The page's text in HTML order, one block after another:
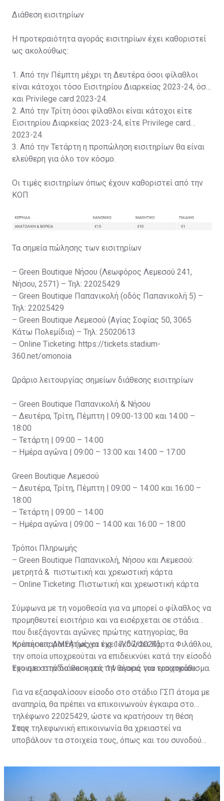
Διάθεση εισιτηρίων
Η προτεραιότητα αγοράς εισιτηρίων έχει καθοριστεί
ως ακολούθως:
1. Από την Πέμπτη μέχρι τη Δευτέρα όσοι φίλαθλοι
είναι κάτοχοι τόσο Εισιτηρίου Διαρκείας 2023-24, όσο
και Privilege card 2023-24.
2. Από την Τρίτη όσοι φίλαθλοι είναι κάτοχοι είτε
Εισιτηρίου Διαρκείας 2023-24, είτε Privilege card
2023-24.
3. Από την Τετάρτη η προπώληση εισιτηρίων θα είναι
ελεύθερη για όλο τον κόσμο.
Οι τιμές εισιτηρίων όπως έχουν καθοριστεί από την
ΚΟΠ
Τα σημεία πώλησης των εισιτηρίων
– Green Boutique Νήσου (Λεωφόρος Λεμεσού 241,
Νήσου, 2571) – Τηλ: 22025429
– Green Boutique Παπανικολή (οδός Παπανικολή 5) –
Τηλ: 22025429
– Green Boutique Λεμεσού (Αγίας Σοφίας 50, 3065
Κάτω Πολεμίδια) – Τηλ: 25020613
– Online Ticketing: https://tickets.stadium-
360.net/omonoia
Ωράριο λειτουργίας σημείων διάθεσης εισιτηρίων
– Green Boutique Παπανικολή & Νήσου
– Δευτέρα, Τρίτη, Πέμπτη | 09:00-13:00 και 14:00 –
18:00
– Τετάρτη | 09:00 – 14:00
– Ημέρα αγώνα | 09:00 – 13:00 και 14:00 – 17:00
Green Boutique Λεμεσού
– Δευτέρα, Τρίτη, Πέμπτη | 09:00 – 14:00 και 16:00 –
18:00
– Τετάρτη | 09:00 – 14:00
– Ημέρα αγώνα | 09:00 – 14:00 και 16:00 – 18:00
Τρόποι Πληρωμής
– Green Boutique Παπανικολή, Νήσου και Λεμεσού:
μετρητά & πιστωτική και χρεωστική κάρτα
– Online Ticketing: Πιστωτική και χρεωστική κάρτα
Σύμφωνα με τη νομοθεσία για να μπορεί ο φίλαθλος να
προμηθευτεί εισιτήριο και να εισέρχεται σε στάδια
που διεξάγονται αγώνες πρώτης κατηγορίας, θα
πρέπει απαραιτήτως να έχει εκδώσει Κάρτα Φιλάθλου,
την οποία υποχρεούται να επιδεικνύει κατά την είσοδό
του στο στάδιο και κατά την αγορά του εισιτηρίου.
Κρατήσεις ΑΜΕΑ (μέχρι τις 17/07/2023)
Έχουμε στην διάθεση μας 14 θέσεις για τροχοκάθισμα.
Για να εξασφαλίσουν είσοδο στο στάδιο ΓΣΠ άτομα με
αναπηρία, θα πρέπει να επικοινωνούν έγκαιρα στο
τηλέφωνο 22025429, ώστε να κρατήσουν τη θέση
τους.
Στην τηλεφωνική επικοινωνία θα χρειαστεί να
υποβάλουν τα στοιχεία τους, όπως και του συνοδού
ονοματεπώνυμο, αριθμός πινακίδας αυτοκινήτου,